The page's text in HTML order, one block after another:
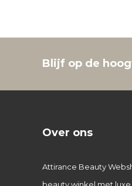
Blijf op de
Over ons
Attirance Beauty
beauty winkel met